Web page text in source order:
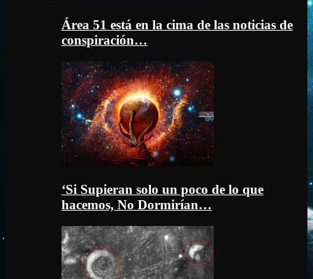
Área 51 está en la cima de las noticias de
conspiración…
‘Si Supieran solo un poco de lo que
hacemos, No Dormirían…